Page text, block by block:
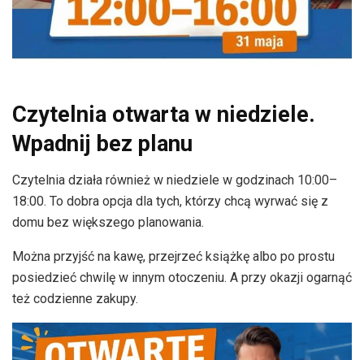
Czytelnia otwarta w niedziele.
Wpadnij bez planu
Czytelnia działa również w niedziele w godzinach 10:00–
18:00. To dobra opcja dla tych, którzy chcą wyrwać się z
domu bez większego planowania.
Można przyjść na kawę, przejrzeć książkę albo po prostu
posiedzieć chwilę w innym otoczeniu. A przy okazji ogarnąć
też codzienne zakupy.